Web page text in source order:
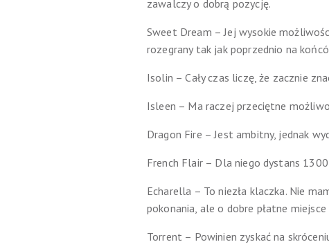
zawalczy o dobrą pozycję.
Sweet Dream – Jej wysokie
rozegrany tak jak poprzednio na
Isolin – Cały czas liczę, że zacznie
Isleen – Ma raczej przeciętne
Dragon Fire – Jest ambitny, jednak
French Flair – Dla niego dystans
Echarella – To niezła klaczka. Nie
pokonania, ale o dobre płatne
Torrent – Powinien zyskać na